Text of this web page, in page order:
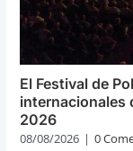
El Festival de
internacionales
2026
08/08/2026 | 0